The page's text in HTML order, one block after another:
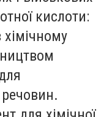
кислоти: